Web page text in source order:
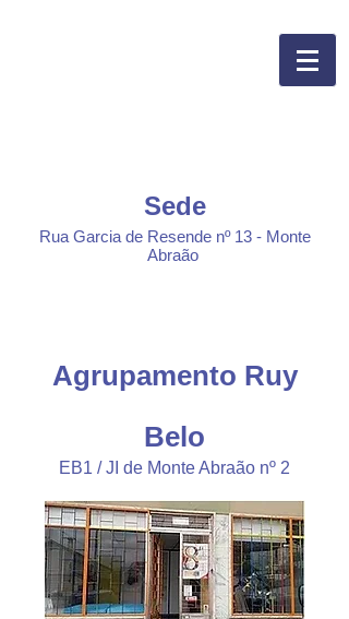
Sede
Rua Garcia de Resende nº 13 - Monte
Abraão
Agrupamento Ruy
Belo
EB1 / JI de Monte Abraão nº 2